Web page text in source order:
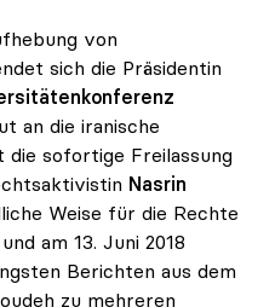
von
sich die Präsidentin
an die iranische
die sofortige Freilassung
Nasrin
Weise für die Rechte
am 13. Juni 2018
Berichten aus dem
zu mehreren